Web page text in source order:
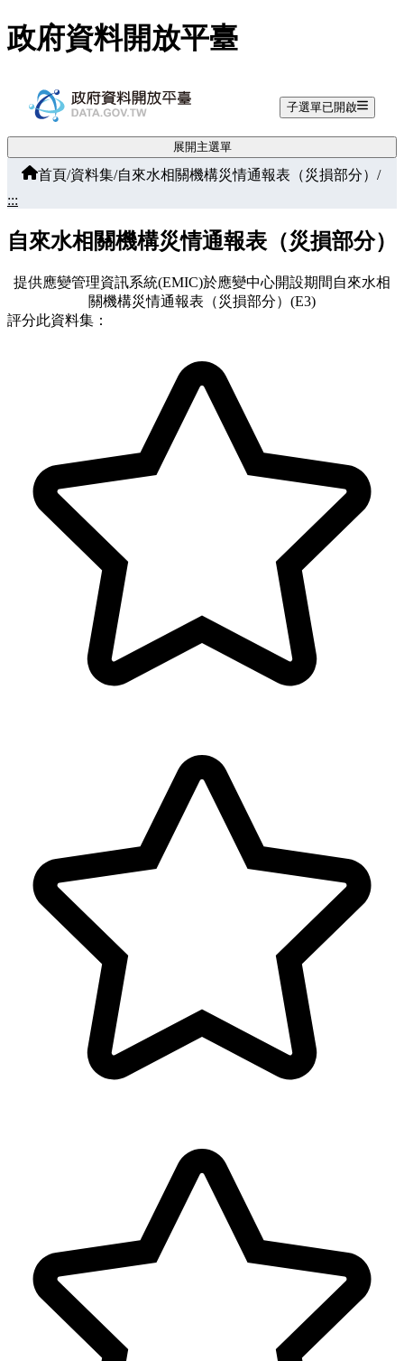
跳至主要內容
政府資料開放平臺
子選單已開啟
展開主選單
首頁/資料集/自來水相關機構災情通報表（災損部分） /
:::
自來水相關機構災情通報表（災損部分）
提供應變管理資訊系統(EMIC)於應變中心開設期間自來水相
關機構災情通報表（災損部分）(E3)
評分此資料集：